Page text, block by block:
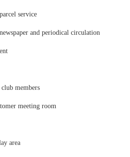
service
and periodical circulation
members
meeting room
area